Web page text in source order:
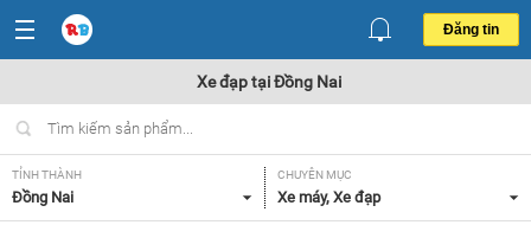
Đăng tin
Xe đạp tại Đồng Nai
TỈNH THÀNH
Đồng Nai
CHUYÊN MỤC
Xe máy, Xe đạp